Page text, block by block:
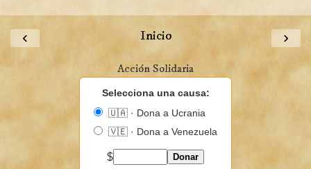
‹ ›
Inicio
Acción Solidaria
Selecciona una causa:
🇺🇦 · Dona a Ucrania
🇻🇪 · Dona a Venezuela
$